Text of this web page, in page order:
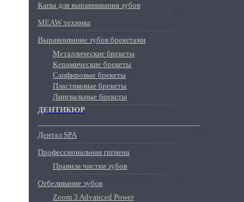
Капы для выравнивания зубов
MEAW техника
Выравнивание зубов брекетами
Металлические брекеты
Керамические брекеты
Сапфировые брекеты
Пластиковые брекеты
Лингвальные брекеты
ДЕНТИКЮР
Дентал SPA
Профессиональная гигиена
Правила чистки зубов
Отбеливание зубов
Zoom 3 Advanced Power